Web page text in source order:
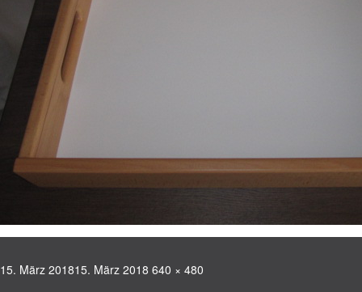
Veröffentlicht
15. März 201815. März 2018 Volle
640 × 480